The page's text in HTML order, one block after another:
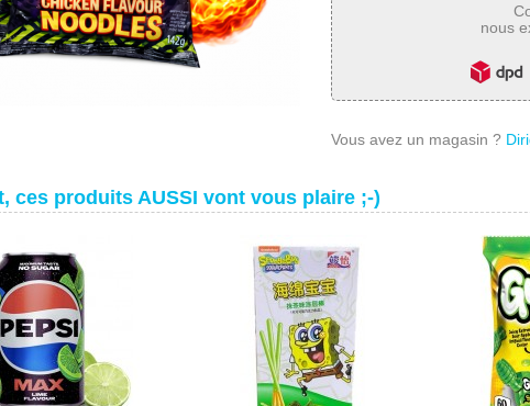
nous
Vous avez un magasin ?
ces produits AUSSI vont vous plaire ;-)